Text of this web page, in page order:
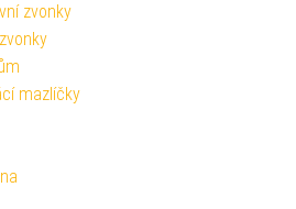
zvonky
mazlíčky